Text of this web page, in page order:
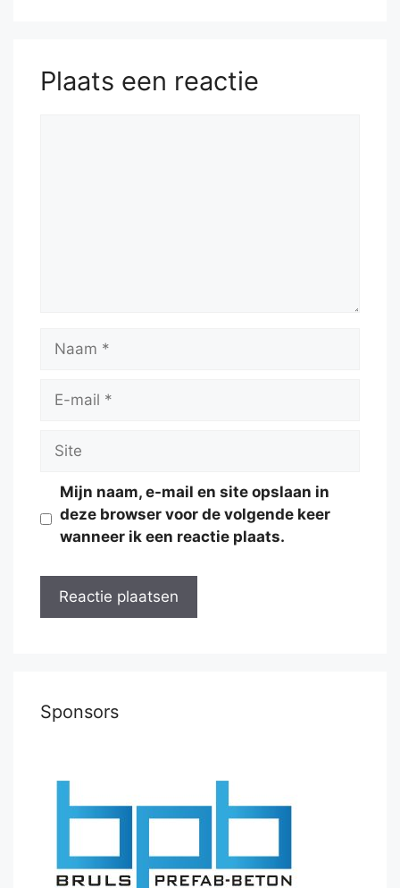
Plaats een reactie
Naam
Site
Mijn naam, e-mail en site opslaan in
deze browser voor de volgende keer
wanneer ik een reactie plaats.
Sponsors